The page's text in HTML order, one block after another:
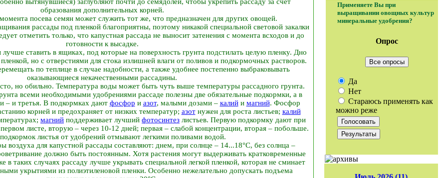
образования дополнительных корней.
посева семян может служить тот же, что предназначен для других овощей.
рассады под пленкой благоприятны, поэтому никакой специальной световой закалки
отметить только, что капустная рассада не выносит затенения с момента всходов и до
готовности к высадке.
ставить в ящиках, под которые на поверхность грунта подстилать целую пленку. Дно
но с отверстиями для стока излишней влаги от поливов и подкормочных растворов.
по теплице в случае надобности, а также удобнее постепенно выбраковывать
оказывающиеся некачественными рассадины.
но обильно. Температура воды может быть чуть выше температуры рассадного грунта.
всеми необходимыми удобрениями рассаде полезны две обязательные подкормки, а в
– и третья. В подкормках дают фосфор и азот, малыми дозами – калийи магний. Фосфор
корней и предохраняет от низких температур; азотнужен для роста листьев; калий
магний поддерживает лучший фотосинтез листьев. Первую подкормку дают при
листе, вторую – через 10-12 дней; первая – слабой концентрации, вторая – побольше.
листья от удобрений отмывают легкими поливами водой.
воздуха для капустной рассады составляют: днем, при солнце – 14...18°C, без солнца –
должно быть постоянным. Хотя растения могут выдерживать кратковременные
в таких случаях рассаду лучше укрывать специальной легкой пленкой, которая не сминает
укрытиями из полиэтиленовой пленки. Особенно нежелательно допускать подъема
Применяете Вы при
выращивании овощных культур
минеральные удобрения?
Опрос
Все опросы
Да
Нет
Стараюсь применять как
можно реже